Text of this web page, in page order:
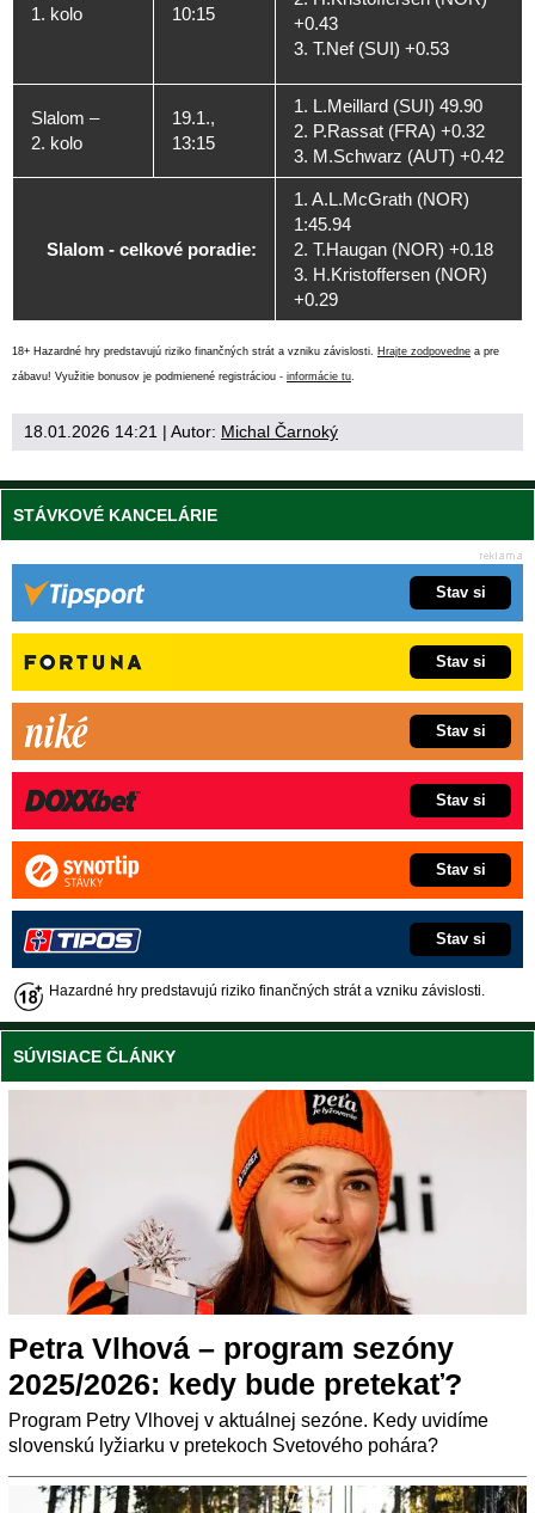
1. kolo
10:15
+0.43
3. T.Nef (SUI) +0.53
Slalom –
2. kolo
19.1.,
13:15
1. L.Meillard (SUI) 49.90
2. P.Rassat (FRA) +0.32
3. M.Schwarz (AUT) +0.42
Slalom - celkové poradie:
1. A.L.McGrath (NOR)
1:45.94
2. T.Haugan (NOR) +0.18
3. H.Kristoffersen (NOR)
+0.29
18+ Hazardné hry predstavujú riziko finančných strát a vzniku závislosti. Hrajte zodpovedne a pre
zábavu! Využitie bonusov je podmienené registráciou - informácie tu
18.01.2026 14:21 | Autor: Michal Čarnoký
STÁVKOVÉ KANCELÁRIE
Stav si
Stav si
Stav si
Stav si
Stav si
Stav si
Hazardné hry predstavujú riziko finančných strát a vzniku závislosti.
SÚVISIACE ČLÁNKY
Petra Vlhová – program sezóny
2025/2026: kedy bude pretekať?
Program Petry Vlhovej v aktuálnej sezóne. Kedy uvidíme
slovenskú lyžiarku v pretekoch Svetového pohára?